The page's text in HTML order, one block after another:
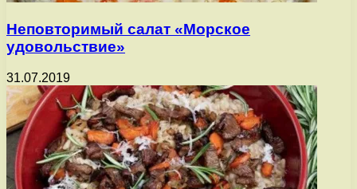
Неповторимый салат «Морское
удовольствие»
31.07.2019